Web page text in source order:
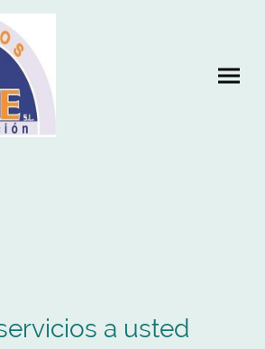
a usted